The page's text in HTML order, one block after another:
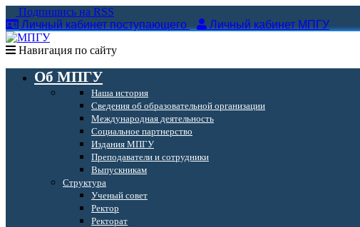
Подпишись на RSS
Личный кабинет поступающего
Личный кабинет МПГУ
Навигация по сайту
Об МПГУ
Наша история
Сведения об образовательной организации
Международная деятельность
Социальное партнерство
Издания МПГУ
Преподаватели и сотрудники
Выпускникам
Структура
Ученый совет
Ректор
Ректорат